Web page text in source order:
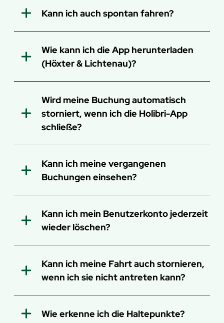
App
Fahrplan-Auskunft
Kann ich auch spontan fahren?
Wie kann ich die App herunterladen
(Höxter & Lichtenau)?
rufmobil.nrw
Wird meine Buchung automatisch
storniert, wenn ich die Holibri-App
schließe?
Kann ich meine vergangenen
Buchungen einsehen?
Kann ich mein Benutzerkonto jederzeit
wieder löschen?
Kann ich meine Fahrt auch stornieren,
wenn ich sie nicht antreten kann?
Wie erkenne ich die Haltepunkte?